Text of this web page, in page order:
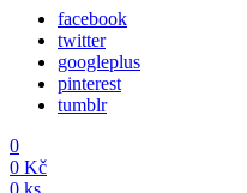
facebook
twitter
googleplus
pinterest
tumblr
0
0 Kč